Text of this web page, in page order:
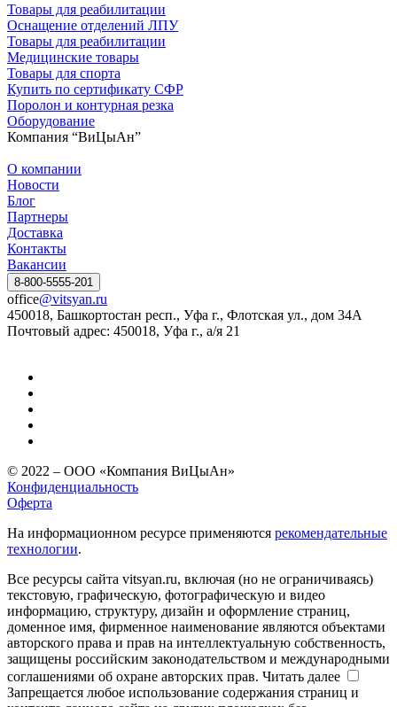
Товары для реабилитации
Оснащение отделений ЛПУ
Товары для реабилитации
Медицинские товары
Товары для спорта
Купить по сертификату СФР
Поролон и контурная резка
Оборудование
Компания “ВиЦыАн”
О компании
Новости
Блог
Партнеры
Доставка
Контакты
Вакансии
8-800-5555-201
office@vitsyan.ru
450018, Башкортостан респ., Уфа г., Флотская ул., дом 34А
Почтовый адрес: 450018, Уфа г., а/я 21
© 2022 – ООО «Компания ВиЦыАн»
Конфиденциальность
Оферта
На информационном ресурсе применяются рекомендательные
технологии.
Все ресурсы сайта vitsyan.ru, включая (но не ограничиваясь)
текстовую, графическую, фотографическую и видео
информацию, структуру, дизайн и оформление страниц,
доменное имя, фирменное наименование являются объектами
авторского права и прав на интеллектуальную собственность,
защищены российским законодательством и международными
соглашениями об охране авторских прав. Читать далее
Запрещается любое использование содержания страниц и